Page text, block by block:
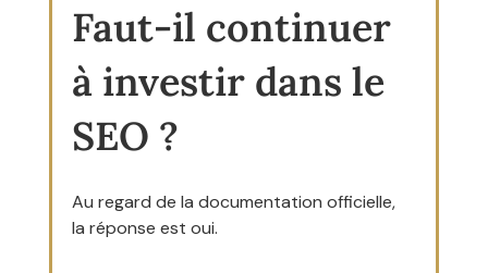
Faut-il continuer
à investir dans le
SEO ?
Au regard de la documentation officielle,
la réponse est oui.